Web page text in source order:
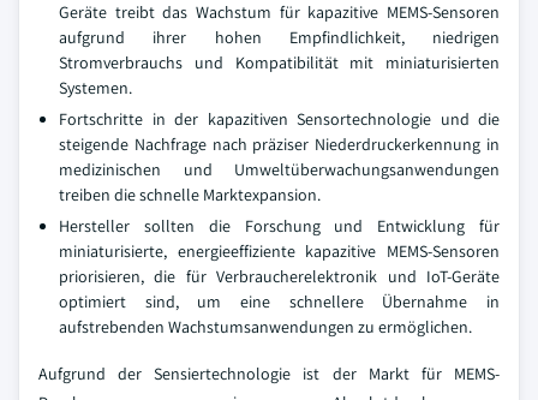
Geräte treibt das Wachstum für kapazitive MEMS-Sensoren
aufgrund ihrer hohen Empfindlichkeit, niedrigen
Stromverbrauchs und Kompatibilität mit miniaturisierten
Systemen.
Fortschritte in der kapazitiven Sensortechnologie und die
steigende Nachfrage nach präziser Niederdruckerkennung in
medizinischen und Umweltüberwachungsanwendungen
treiben die schnelle Marktexpansion.
Hersteller sollten die Forschung und Entwicklung für
miniaturisierte, energieeffiziente kapazitive MEMS-Sensoren
priorisieren, die für Verbraucherelektronik und IoT-Geräte
optimiert sind, um eine schnellere Übernahme in
aufstrebenden Wachstumsanwendungen zu ermöglichen.
Aufgrund der Sensiertechnologie ist der Markt für MEMS-